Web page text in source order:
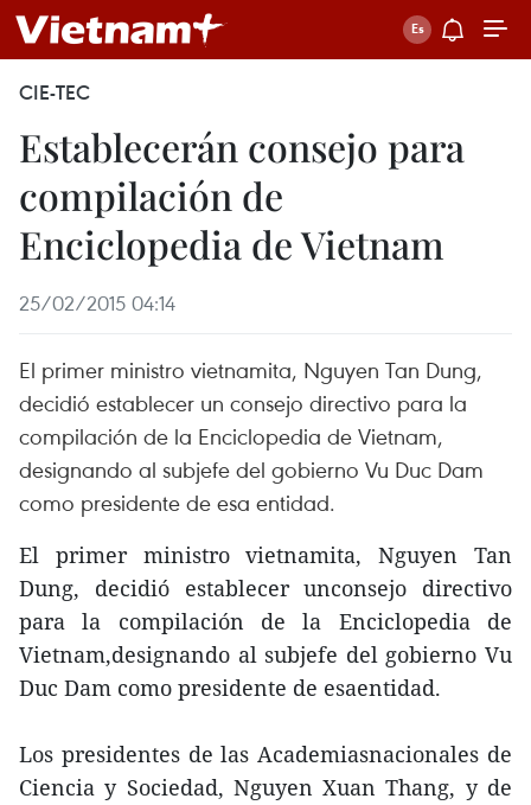
CIE-TEC
Establecerán consejo para
compilación de
Enciclopedia de Vietnam
25/02/2015 04:14
El primer ministro vietnamita, Nguyen Tan Dung,
decidió establecer un consejo directivo para la
compilación de la Enciclopedia de Vietnam,
designando al subjefe del gobierno Vu Duc Dam
como presidente de esa entidad.
El primer ministro vietnamita, Nguyen Tan
Dung, decidió establecer unconsejo directivo
para la compilación de la Enciclopedia de
Vietnam,designando al subjefe del gobierno Vu
Duc Dam como presidente de esaentidad.
Los presidentes de las Academiasnacionales de
Ciencia y Sociedad, Nguyen Xuan Thang, y de